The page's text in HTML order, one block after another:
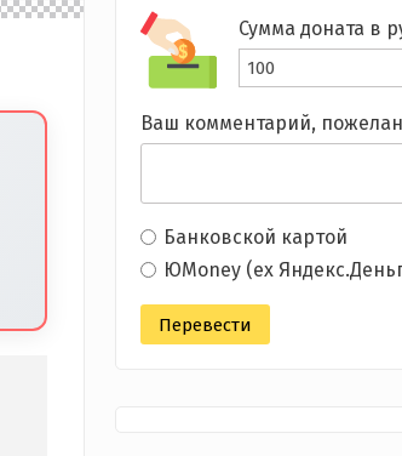
Сумма доната в
Ваш комментарий,
Банковской картой
ЮMoney (ex